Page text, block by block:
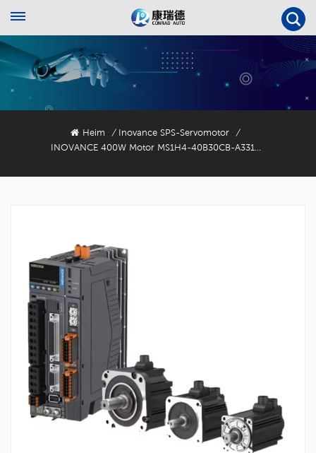
Heim / Inovance SPS-Servomotor
/